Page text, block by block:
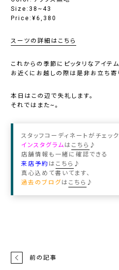
Size:38~43
Price:¥6,380
スーツの詳細はこちら
これからの季節にピッタリなアイテ
お近くにお越しの際は是非お立ち寄
本日はこの辺で失礼します。
それではまた~。
スタッフコーディネートがチェッ
インスタグラム は こちら ♪
店舗情報も一緒に確認できる
来店予約 は こちら ♪
真心込めて書いてます、
過去のブログは こちら ♪
前の記事